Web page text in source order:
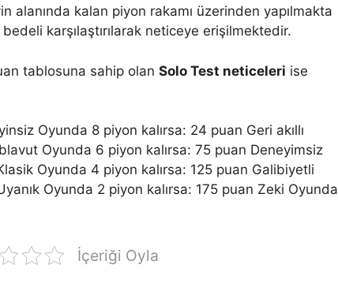
alanında kalan piyon rakamı üzerinden yapılmakta
karşılaştırılarak neticeye erişilmektedir.
tablosuna sahip olan Solo Test neticeleri ise
Oyunda 8 piyon kalırsa: 24 puan Geri akıllı
Oyunda 6 piyon kalırsa: 75 puan Deneyimsiz
Oyunda 4 piyon kalırsa: 125 puan Galibiyetli
Oyunda 2 piyon kalırsa: 175 puan Zeki Oyunda
İçeriği Oyla